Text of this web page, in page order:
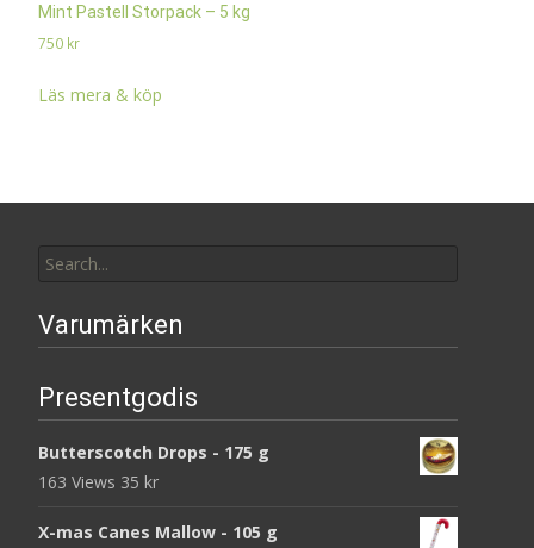
Mint Pastell Storpack – 5 kg
750 kr
Läs mera & köp
for:
Varumärken
Presentgodis
Butterscotch Drops - 175 g
163 Views 35 kr
X-mas Canes Mallow - 105 g